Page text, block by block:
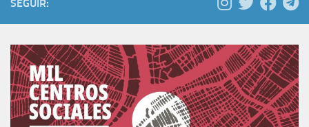
SEGUIR: